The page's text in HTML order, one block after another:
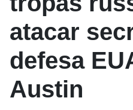
atacar
defesa
Austin